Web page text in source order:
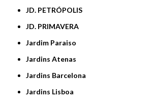
JD. PETRÓPOLIS
JD. PRIMAVERA
Jardim Paraiso
Jardins Atenas
Jardins Barcelona
Jardins Lisboa